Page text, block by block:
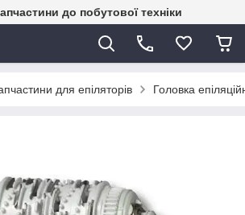
до побутової техніки
для епіляторів Головка